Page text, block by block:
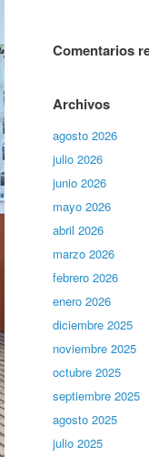
Comentarios
Archivos
agosto 2026
julio 2026
junio 2026
mayo 2026
abril 2026
marzo 2026
febrero 2026
enero 2026
diciembre 2025
noviembre 2025
octubre 2025
septiembre 2025
agosto 2025
julio 2025